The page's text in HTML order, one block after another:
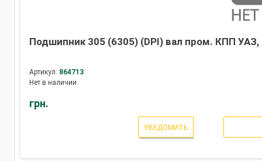
Подшипник 305 (6305) (DPI) вал пром. КПП
Артикул: 864713
Нет в наличии
грн.
УВЕДОМИТЬ